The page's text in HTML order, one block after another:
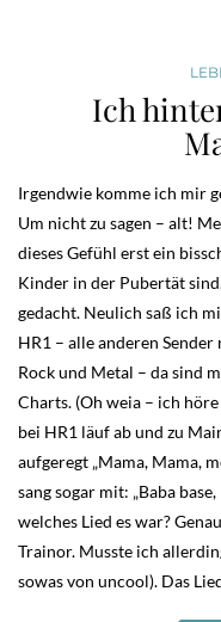
Ich
Irgendwie komme ich mir
Um nicht zu sagen – alt!
dieses Gefühl erst ein
Kinder in der Pubertät
gedacht. Neulich saß ich
HR1 – alle anderen
Rock und Metal – da sind
Charts. (Oh weia – ich
bei HR1 läuf ab und zu
aufgeregt „Mama, Mama,
sang sogar mit: „Baba
welches Lied es war?
Trainor. Musste ich
sowas von uncool). Das